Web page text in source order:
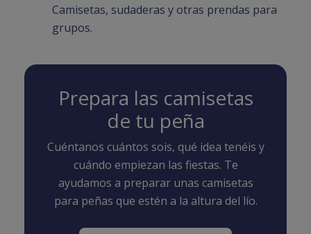
Camisetas, sudaderas y otras prendas para
grupos.
Prepara las camisetas
de tu peña
Cuéntanos cuántos sois, qué idea tenéis y
cuándo empiezan las fiestas. Te
ayudamos a preparar unas camisetas
para peñas que estén a la altura del lío.